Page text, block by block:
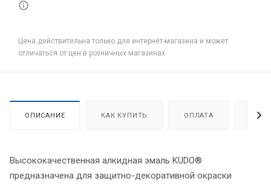
Цена действительна только для интернет-магазина и может
отличаться от цен в розничных магазинах
ОПИСАНИЕ КАК КУПИТЬ ОПЛАТА
Высококачественная алкидная эмаль KUDO®
предназначена для защитно-декоративной окраски